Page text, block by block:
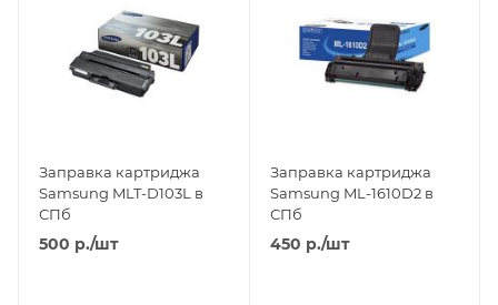
Заправка картриджа
Samsung MLT-D103L в
СПб
500 р./шт
Заправка картриджа
Samsung ML-1610D2 в
СПб
450 р./шт